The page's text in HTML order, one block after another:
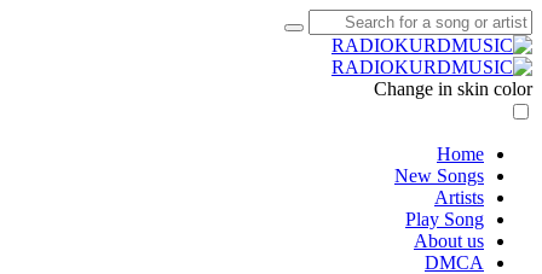
Change in skin color
Home
New Songs
Artists
Play Song
About us
DMCA